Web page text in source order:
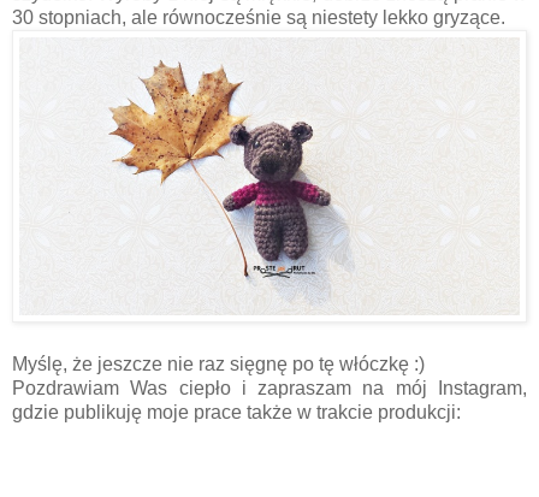
30 stopniach, ale równocześnie są niestety lekko gryzące.
Myślę, że jeszcze nie raz sięgnę po tę włóczkę :)
Pozdrawiam Was ciepło i zapraszam na mój Instagram,
gdzie publikuję moje prace także w trakcie produkcji: